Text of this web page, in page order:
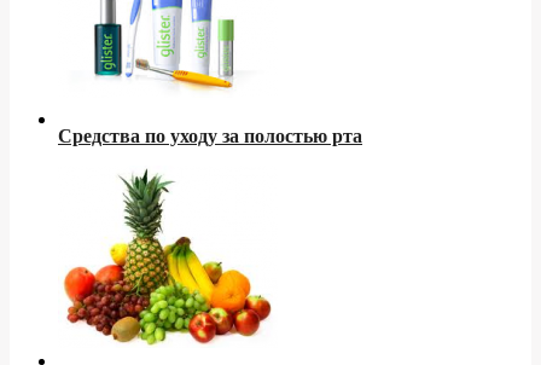
Средства по уходу за полостью рта